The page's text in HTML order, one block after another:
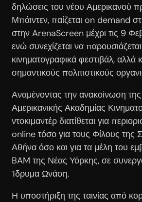
δηλώσεις του νέου Αμερικανού
Μπάιντεν, παίζεται on demand
στην ArenaScreen μέχρι τις 9
ενώ συνεχίζεται να
κινηματογραφικά φεστιβάλ, αλλά
σημαντικούς πολιτιστικούς
Αναμένοντας την ανακοίνωση
Αμερικανικής Ακαδημίας
ντοκιμαντέρ διατίθεται για
online τόσο για τους Φίλους της
Αθήνα όσο και για τα μέλη του
BAM της Νέας Υόρκης, σε
Ίδρυμα Ωνάση.
Η υποστήριξη της ταινίας από